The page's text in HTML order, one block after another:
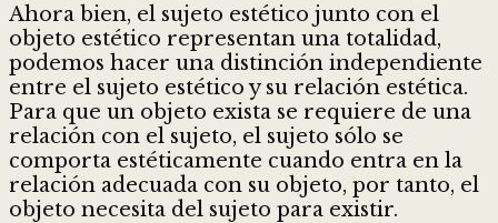
Ahora bien, el sujeto estético junto con el
objeto estético representan una totalidad,
podemos hacer una distinción independiente
entre el sujeto estético y su relación estética.
Para que un objeto exista se requiere de una
relación con el sujeto, el sujeto sólo se
comporta estéticamente cuando entra en la
relación adecuada con su objeto, por tanto, el
objeto necesita del sujeto para existir.